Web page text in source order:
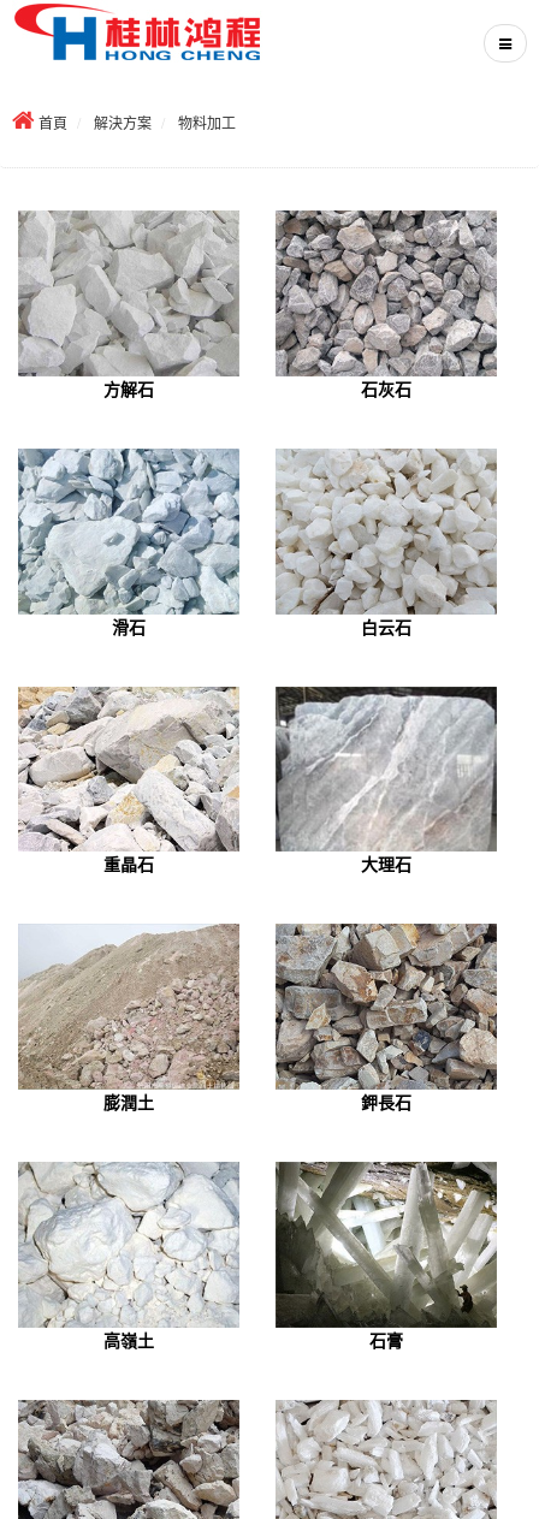
首頁 解決方案 物料加工
方解石 石灰石
滑石 白云石
重晶石 大理石
膨潤土 鉀長石
高嶺土 石膏